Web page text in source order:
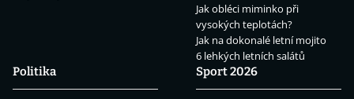
Jak obléci miminko při
vysokých teplotách?
Jak na dokonalé letní mojito
6 lehkých letních salátů
Politika
Sport 2026